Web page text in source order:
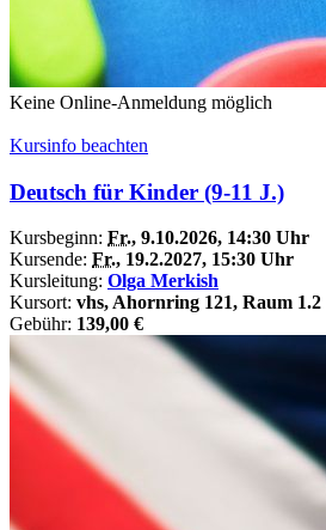
Keine Online-Anmeldung möglich
Kursinfo beachten
Deutsch für Kinder (9-11 J.)
Kursbeginn: Fr., 9.10.2026, 14:30 Uhr
Kursende: Fr., 19.2.2027, 15:30 Uhr
Kursleitung: Olga Merkish
Kursort: vhs, Ahornring 121, Raum 1.2
Gebühr: 139,00 €